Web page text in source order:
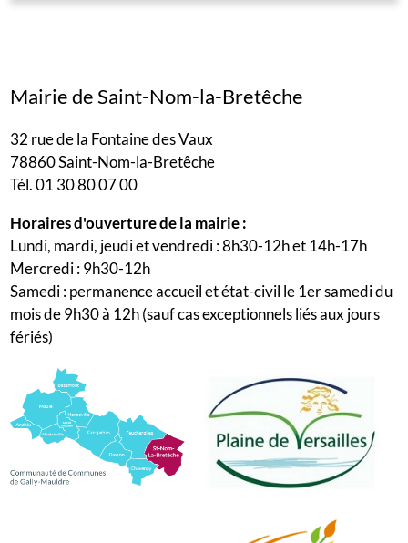
Mairie de Saint-Nom-la-Bretêche
32 rue de la Fontaine des Vaux
78860 Saint-Nom-la-Bretêche
Tél. 01 30 80 07 00
Horaires d'ouverture de la mairie :
Lundi, mardi, jeudi et vendredi : 8h30-12h et 14h-17h
Mercredi : 9h30-12h
Samedi : permanence accueil et état-civil le 1er samedi du
mois de 9h30 à 12h (sauf cas exceptionnels liés aux jours
fériés)